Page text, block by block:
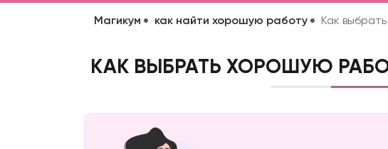
Магикум как найти хорошую работу Как
КАК ВЫБРАТЬ ХОРОШУЮ